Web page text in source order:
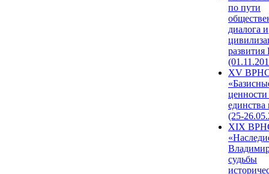
по пути
диалога и
развития
XV
единства
(25-
XIX
судьбы